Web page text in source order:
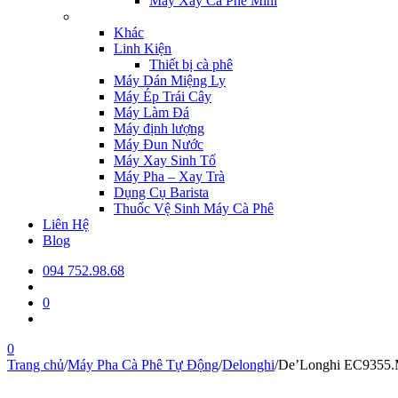
Khác
Linh Kiện
Thiết bị cà phê
Máy Dán Miệng Ly
Máy Ép Trái Cây
Máy Làm Đá
Máy định lượng
Máy Đun Nước
Máy Xay Sinh Tố
Máy Pha – Xay Trà
Dụng Cụ Barista
Thuốc Vệ Sinh Máy Cà Phê
Liên Hệ
Blog
094 752.98.68
0
0
Trang chủ/Máy Pha Cà Phê Tự Động/Delonghi/De’Longhi